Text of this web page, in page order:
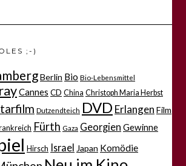
;-)
Berlin Bio Bio-Lebensmittel
Cannes CD China Christoph Maria Herbst
Dutzendteich DVD Erlangen Film
Fürth Gaza Georgien Gewinne
Hirsch Israel Japan Komödie